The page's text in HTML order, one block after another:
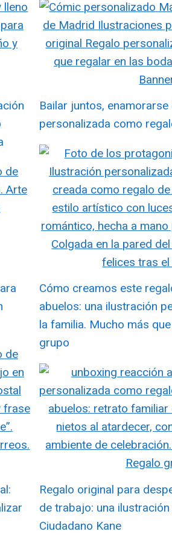
Bailar juntos,
personalizada como
Cómo creamos este
abuelos: una ilustración
la familia. Mucho más
grupo
Regalo original para
de trabajo: una
Ciudadano Kane